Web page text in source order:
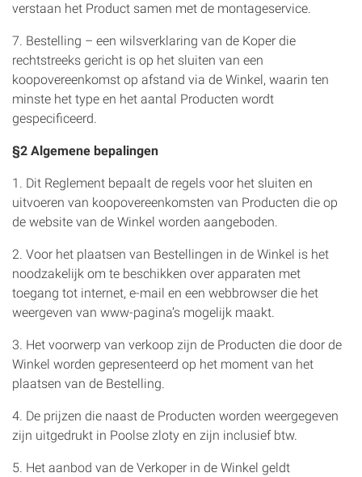
verstaan het Product samen met de montageservice.
7. Bestelling – een wilsverklaring van de Koper die
rechtstreeks gericht is op het sluiten van een
koopovereenkomst op afstand via de Winkel, waarin ten
minste het type en het aantal Producten wordt
gespecificeerd.
§2 Algemene bepalingen
1. Dit Reglement bepaalt de regels voor het sluiten en
uitvoeren van koopovereenkomsten van Producten die op
de website van de Winkel worden aangeboden.
2. Voor het plaatsen van Bestellingen in de Winkel is het
noodzakelijk om te beschikken over apparaten met
toegang tot internet, e-mail en een webbrowser die het
weergeven van www-pagina’s mogelijk maakt.
3. Het voorwerp van verkoop zijn de Producten die door de
Winkel worden gepresenteerd op het moment van het
plaatsen van de Bestelling.
4. De prijzen die naast de Producten worden weergegeven
zijn uitgedrukt in Poolse zloty en zijn inclusief btw.
5. Het aanbod van de Verkoper in de Winkel geldt